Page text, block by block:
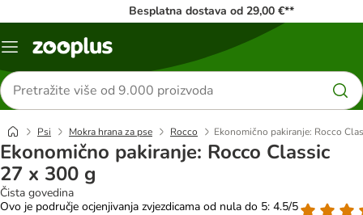
Besplatna dostava od 29,00 €**
Izbornik
Traži
proizvode
Psi Mokra hrana za pse Rocco Ekonomično pakiranje: Rocco
Ekonomično pakiranje: Rocco Classic
27 x 300 g
Čista govedina
Ovo je područje ocjenjivanja zvjezdicama od nula do 5: 4.5/5